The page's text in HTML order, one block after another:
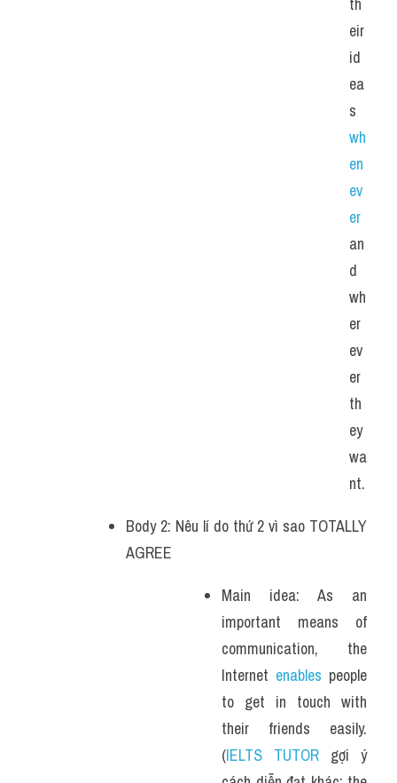
eir
id
ea
wh
en
ev
er
an
d
wh
er
ev
er
th
ey
wa
nt.
Body 2: Nêu lí do thứ 2 vì sao TOTALLY
AGREE
Main idea: As an
important means of
communication, the
Internet enables people
to get in touch with
their friends easily.
(IELTS TUTOR gợi ý